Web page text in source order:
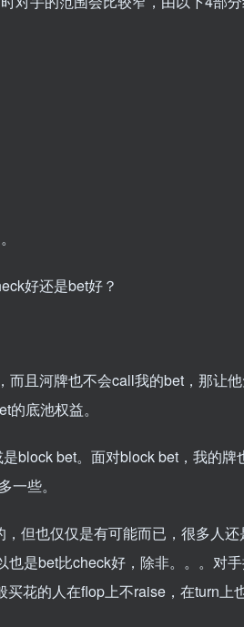
好还是bet好？
而且河牌也不会call我的bet，那让
底池权益。
block bet。面对block bet，我的
一些。
但也仅仅是有可能而已，很多人
也是bet比check好，除非。。。对
花的人在flop上不raise，在turn上